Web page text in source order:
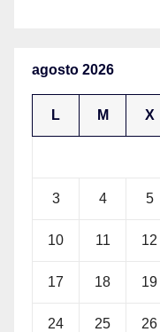
agosto 2026
L M X
3 4 5
10 11 12
17 18 19
24 25 26